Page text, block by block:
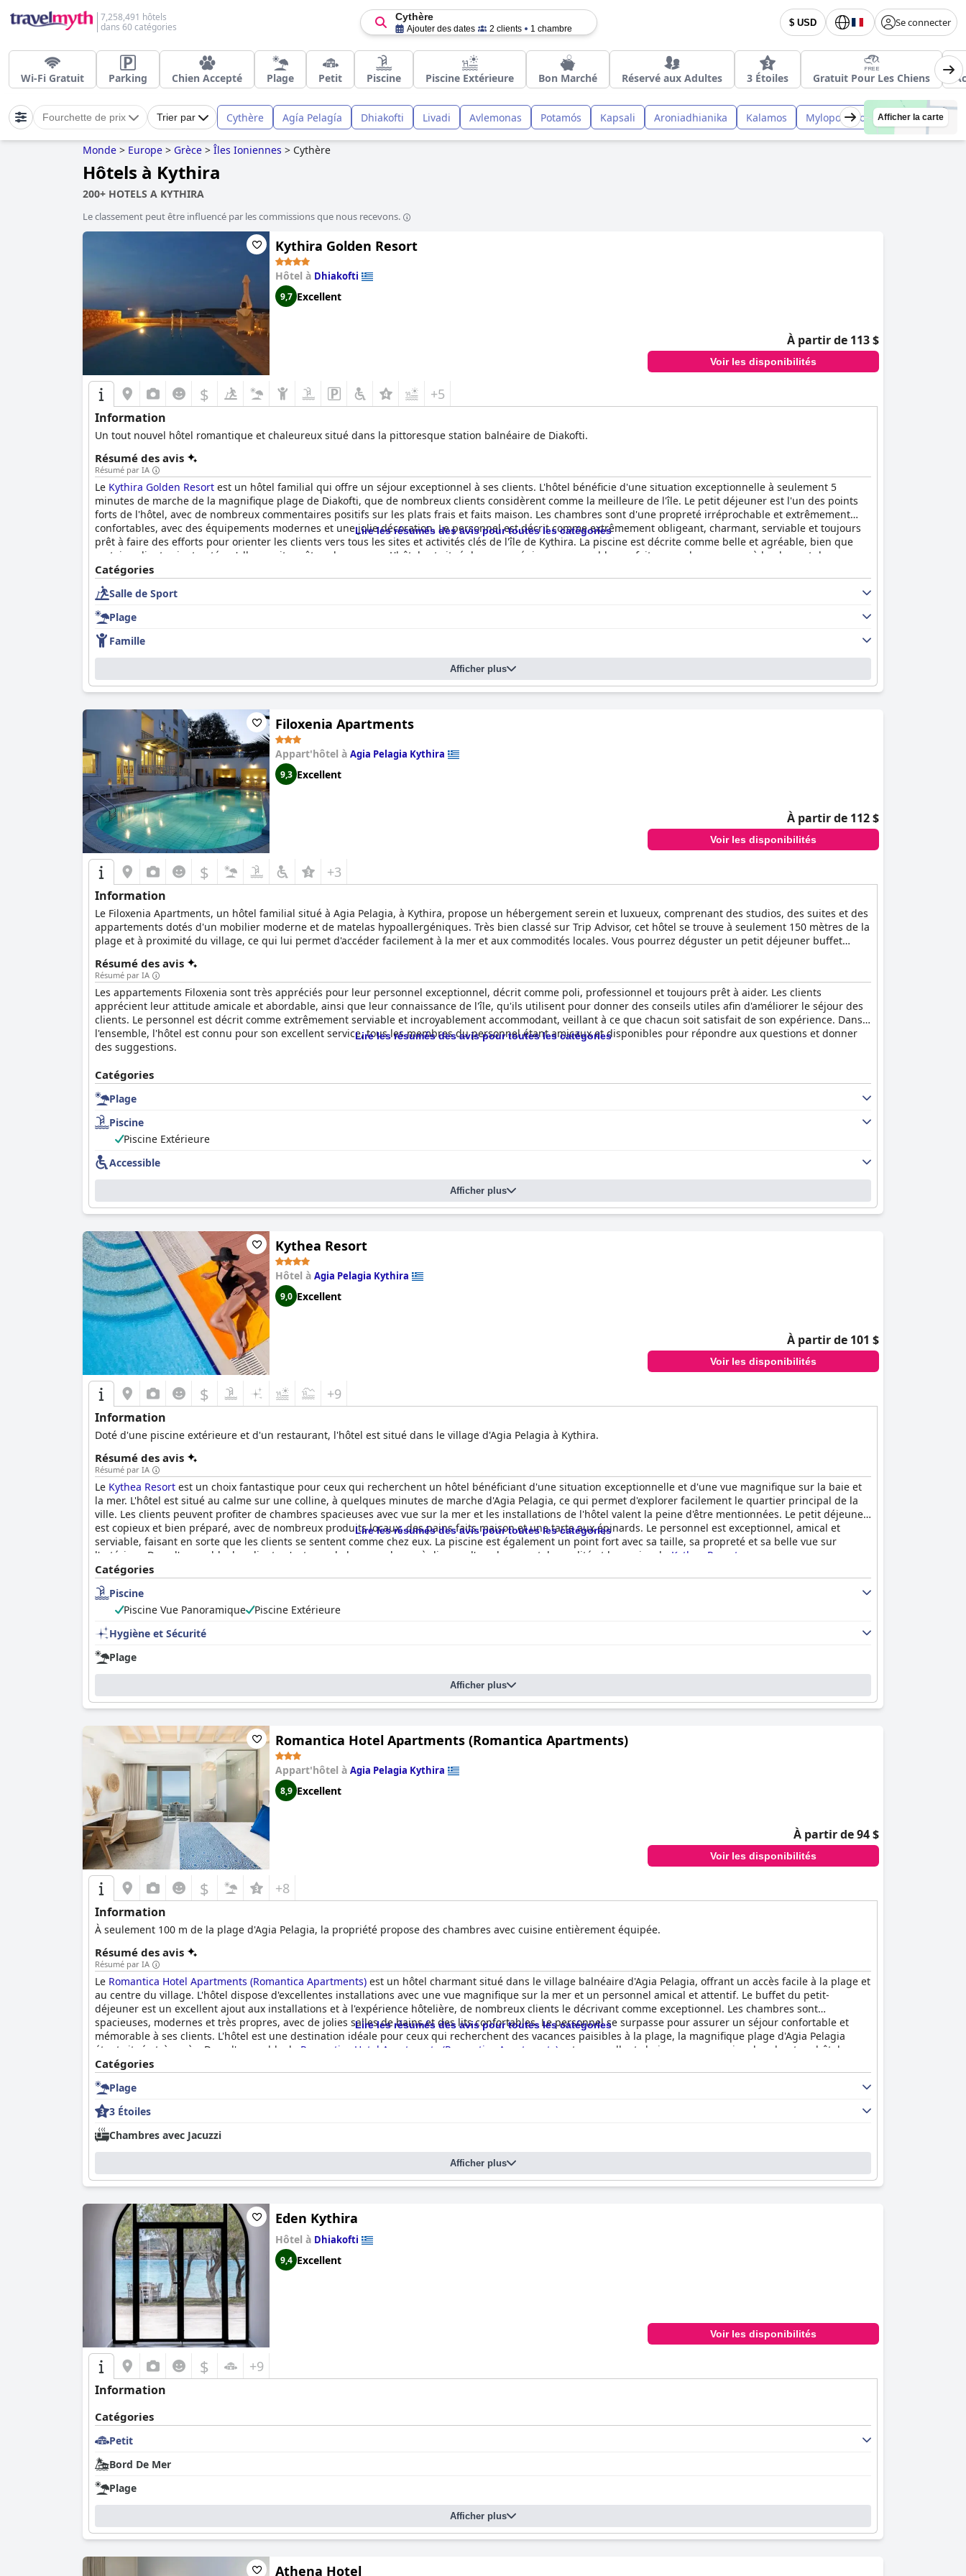
7,258,491 hôtels
dans 60 catégories
$ USD Se connecter
Cythère
Ajouter des dates 2 clients 1 chambre
Wi-Fi Gratuit Parking Chien Accepté Plage Petit Piscine Piscine Extérieure Bon Marché Réservé aux Adultes 3 Étoiles Gratuit Pour Les Chiens
Fourchette de prix Trier par Cythère Agía Pelagía Dhiakofti Livadi Avlemonas Potamós Kapsali Aroniadhianika Kalamos Mylopotamos Afficher la carte
Monde > Europe > Grèce > Îles Ioniennes > Cythère
Hôtels à Kythira
200+ HOTELS A KYTHIRA
Le classement peut être influencé par les commissions que nous recevons.
Kythira Golden Resort
Hôtel à Dhiakofti
9,7 Excellent
À partir de 113 $
Voir les disponibilités
$ +5
Information
Un tout nouvel hôtel romantique et chaleureux situé dans la pittoresque station balnéaire de Diakofti.
Résumé des avis
Résumé par IA
Le Kythira Golden Resort est un hôtel familial qui offre un séjour exceptionnel à ses clients. L'hôtel bénéficie d'une situation exceptionnelle à seulement 5
minutes de marche de la magnifique plage de Diakofti, que de nombreux clients considèrent comme la meilleure de l'île. Le petit déjeuner est l'un des points
forts de l'hôtel, avec de nombreux commentaires positifs sur les plats frais et faits maison. Les chambres sont d'une propreté irréprochable et extrêmement
confortables, avec des équipements modernes et une jolie décoration. Le personnel est décrit comme extrêmement obligeant, charmant, serviable et toujours
prêt à faire des efforts pour orienter les clients vers tous les sites et activités clés de l'île de Kythira. La piscine est décrite comme belle et agréable, bien que
certains clients aient noté qu'elle aurait pu être plus propre. L'hôtel est situé dans une région remarquable, parfaite pour des vacances à la plage et des
randonnées, et les clients s'accordent à dire qu'ils se sont sentis rajeunis et rafraîchis en séjournant si près de la mer. Dans l'ensemble, le
est fortement recommandé aux familles qui recherchent des vacances chaleureuses, accueillantes et confortables.
Lire les résumés des avis pour toutes les catégories
Catégories
Salle de Sport
Plage
Famille
Afficher plus
Filoxenia Apartments
Appart'hôtel à Agia Pelagia Kythira
9,3 Excellent
À partir de 112 $
Voir les disponibilités
$ +3
Information
Le Filoxenia Apartments, un hôtel familial situé à Agia Pelagia, à Kythira, propose un hébergement serein et luxueux, comprenant des studios, des suites et des
appartements dotés d'un mobilier moderne et de matelas hypoallergéniques. Très bien classé sur Trip Advisor, cet hôtel se trouve à seulement 150 mètres de la
plage et à proximité du village, ce qui lui permet d'accéder facilement à la mer et aux commodités locales. Vous pourrez déguster un petit déjeuner buffet
grecque.
Résumé des avis
Résumé par IA
Les appartements Filoxenia sont très appréciés pour leur personnel exceptionnel, décrit comme poli, professionnel et toujours prêt à aider. Les clients
apprécient leur attitude amicale et abordable, ainsi que leur connaissance de l'île, qu'ils utilisent pour donner des conseils utiles afin d'améliorer le séjour des
clients. Le personnel est décrit comme extrêmement serviable et incroyablement accommodant, veillant à ce que chacun soit satisfait de son expérience. Dans
l'ensemble, l'hôtel est connu pour son excellent service, tous les membres du personnel étant amicaux et disponibles pour répondre aux questions et donner
des suggestions.
Lire les résumés des avis pour toutes les catégories
Catégories
Plage
Piscine
Piscine Extérieure
Accessible
Afficher plus
Kythea Resort
Hôtel à Agia Pelagia Kythira
9,0 Excellent
À partir de 101 $
Voir les disponibilités
$ +9
Information
Doté d'une piscine extérieure et d'un restaurant, l'hôtel est situé dans le village d'Agia Pelagia à Kythira.
Résumé des avis
Résumé par IA
Le Kythea Resort est un choix fantastique pour ceux qui recherchent un hôtel bénéficiant d'une situation exceptionnelle et d'une vue magnifique sur la baie et
la mer. L'hôtel est situé au calme sur une colline, à quelques minutes de marche d'Agia Pelagia, ce qui permet d'explorer facilement le quartier principal de la
ville. Les clients peuvent profiter de chambres spacieuses avec vue sur la mer et les installations de l'hôtel valent la peine d'être mentionnées. Le petit déjeuner
est copieux et bien préparé, avec de nombreux produits locaux, des pains faits maison et une tarte aux épinards. Le personnel est exceptionnel, amical et
serviable, faisant en sorte que les clients se sentent comme chez eux. La piscine est également un point fort avec sa taille, sa propreté et sa belle vue sur
l'extérieur. Dans l'ensemble, les clients n'ont que de bonnes choses à dire sur l'emplacement, la qualité et le service du Kythea Resort
Lire les résumés des avis pour toutes les catégories
Catégories
Piscine
Piscine Vue Panoramique
Piscine Extérieure
Hygiène et Sécurité
Plage
Afficher plus
Romantica Hotel Apartments (Romantica Apartments)
Appart'hôtel à Agia Pelagia Kythira
8,9 Excellent
À partir de 94 $
Voir les disponibilités
$ +8
Information
À seulement 100 m de la plage d'Agia Pelagia, la propriété propose des chambres avec cuisine entièrement équipée.
Résumé des avis
Résumé par IA
Le Romantica Hotel Apartments (Romantica Apartments) est un hôtel charmant situé dans le village balnéaire d'Agia Pelagia, offrant un accès facile à la plage et
au centre du village. L'hôtel dispose d'excellentes installations avec une vue magnifique sur la mer et un personnel amical et attentif. Le buffet du petit-
déjeuner est un excellent ajout aux installations et à l'expérience hôtelière, de nombreux clients le décrivant comme exceptionnel. Les chambres sont
spacieuses, modernes et très propres, avec de jolies salles de bains et des lits confortables. Le personnel se surpasse pour assurer un séjour confortable et
mémorable à ses clients. L'hôtel est une destination idéale pour ceux qui recherchent des vacances paisibles à la plage, la magnifique plage d'Agia Pelagia
étant située très près. Dans l'ensemble, le Romantica Hotel Apartments (Romantica Apartments) est un excellent choix pour ceux qui recherchent un hôtel
propre, confortable et bien équipé avec un excellent service.
Lire les résumés des avis pour toutes les catégories
Catégories
Plage
3 Étoiles
Chambres avec Jacuzzi
Afficher plus
Eden Kythira
Hôtel à Dhiakofti
9,4 Excellent
Voir les disponibilités
$ +9
Information
Catégories
Petit
Bord De Mer
Plage
Afficher plus
Athena Hotel